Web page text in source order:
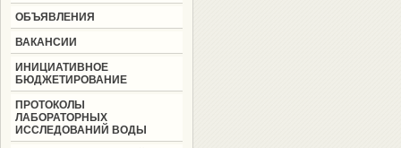
ОБЪЯВЛЕНИЯ
ВАКАНСИИ
ИНИЦИАТИВНОЕ
БЮДЖЕТИРОВАНИЕ
ПРОТОКОЛЫ
ЛАБОРАТОРНЫХ
ИССЛЕДОВАНИЙ ВОДЫ